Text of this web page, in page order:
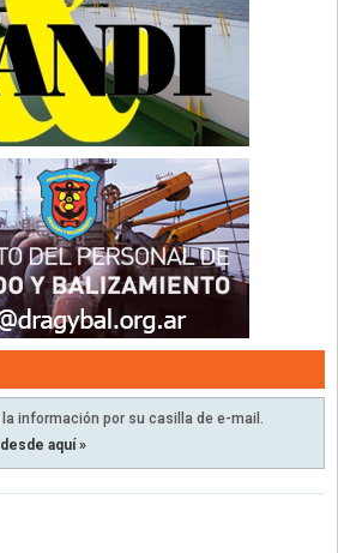
información por su casilla de e-mail.
aquí »